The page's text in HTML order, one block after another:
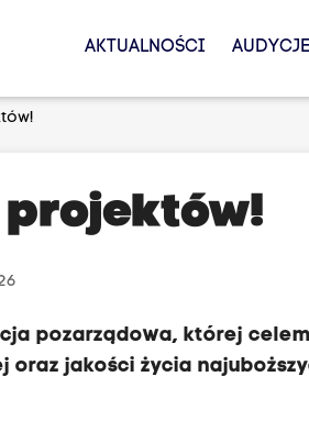
AKTUALNOŚCI AUDYCJE
pozarządowa, której
jakości życia